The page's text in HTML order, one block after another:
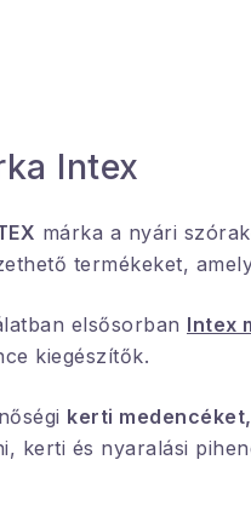
Intex
márka a nyári
termékeket,
elsősorban Intex
kiegészítők.
kerti medencéket,
kerti és nyaralási